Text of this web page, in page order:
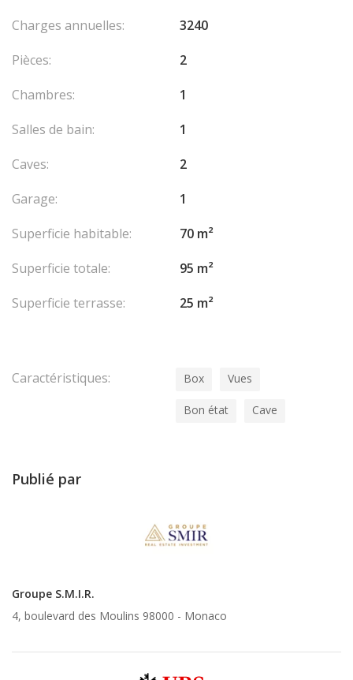
Charges annuelles:
3240
Pièces:
2
Chambres:
1
Salles de bain:
1
Caves:
2
Garage:
1
Superficie habitable:
70 m²
Superficie totale:
95 m²
Superficie terrasse:
25 m²
Caractéristiques: Box Vues
Bon état Cave
Publié par
Groupe S.M.I.R.
4, boulevard des Moulins 98000 - Monaco